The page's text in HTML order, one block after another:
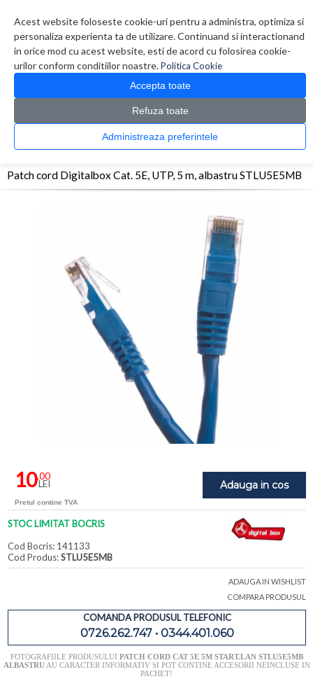
Acest website foloseste cookie-uri pentru a administra, optimiza si
personaliza experienta ta de utilizare. Continuand si interactionand
in orice mod cu acest website, esti de acord cu folosirea cookie-
urilor conform conditiilor noastre.Politica Cookie
Accepta toate
Refuza toate
Administreaza preferintele
0 produs(e)
CATALOG PRODUSE
> Cabluri > Patch cord Digitalbox Cat. 5E, UTP, 5 m, albastru
Patch cord Digitalbox Cat. 5E, UTP, 5 m, albastru STLU5E5MB
Adauga in cos
10,00
LEI
Pretul contine TVA
STOC LIMITAT BOCRIS
Cod Bocris: 141133
Cod Produs:STLU5E5MB
ADAUGA IN WISHLIST
COMPARA PRODUSUL
COMANDA PRODUSUL TELEFONIC
0726.262.747 • 0344.401.060
FOTOGRAFIILE PRODUSULUI PATCH CORD CAT 5E 5M START.LAN STLU5E5MB
ALBASTRUAU CARACTER INFORMATIV SI POT CONTINE ACCESORII NEINCLUSE IN
PACHET!